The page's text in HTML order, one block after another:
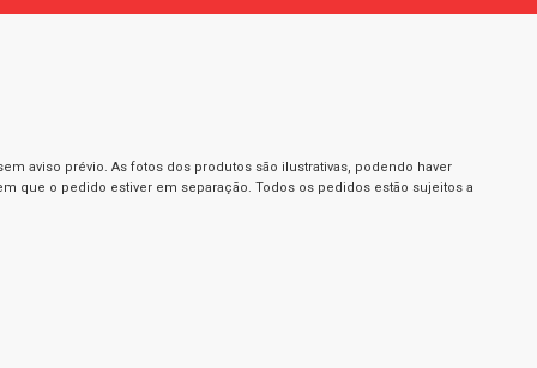
aviso prévio. As fotos dos produtos são ilustrativas, podendo haver
que o pedido estiver em separação. Todos os pedidos estão sujeitos a